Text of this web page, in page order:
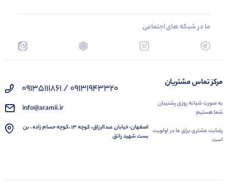
ما در شبکه های اجتماعی
مرکز تماس مشتریان
به صورت شبانه روزی پشتیبان
شما هستیم
رضایت مشتری برای ما در اولویت
است
09131943320 / 09135111861
info@aramii.ir
اصفهان، خیابان عبدالرزاق، کوچه 13 ،کوچه حسام زاده ، بن
بست شهید راتق